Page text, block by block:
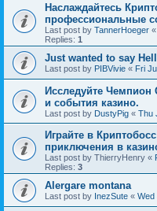
Наслаждайтесь
профессиональные
Last post by TannerHoeger «
Replies: 1
Just wanted to say
Last post by PIBVivie « Fri
Исследуйте Чемпион
и события казино.
Last post by DustyPig « Thu
Играйте в
приключения в
Last post by ThierryHenry «
Replies: 3
Alergare montana
Last post by InezSute « Wed